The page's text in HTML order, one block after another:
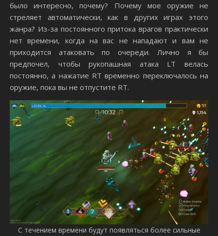
было интересно, почему? Почему мое оружие не
стреляет автоматически, как в других играх этого
жанра? Из-за постоянного притока врагов практически
нет времени, когда на вас не нападают и вам не
приходится атаковать по очереди. Лично я бы
предпочел, чтобы рукопашная атака LT велась
постоянно, а нажатие RT временно переключалось на
оружие, пока вы не отпустите RT.
С течением времени будут появляться более сильные